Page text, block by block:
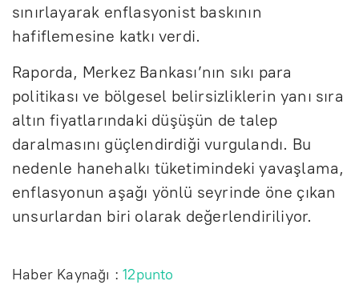
sınırlayarak enflasyonist baskının
hafiflemesine katkı verdi.
Raporda, Merkez Bankası’nın sıkı para
politikası ve bölgesel belirsizliklerin yanı sıra
altın fiyatlarındaki düşüşün de talep
daralmasını güçlendirdiği vurgulandı. Bu
nedenle hanehalkı tüketimindeki yavaşlama,
enflasyonun aşağı yönlü seyrinde öne çıkan
unsurlardan biri olarak değerlendiriliyor.
Haber Kaynağı :12punto